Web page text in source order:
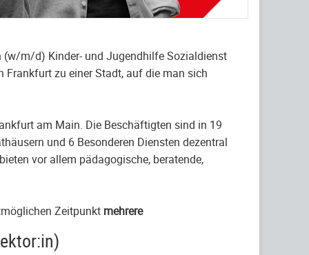
(w/m/d) Kinder- und Jugendhilfe Sozialdienst
Frankfurt zu einer Stadt, auf die man sich
am Main. Die Beschäftigten sind in 19
und 6 Besonderen Diensten dezentral
vor allem pädagogische, beratende,
Zeitpunkt mehrere